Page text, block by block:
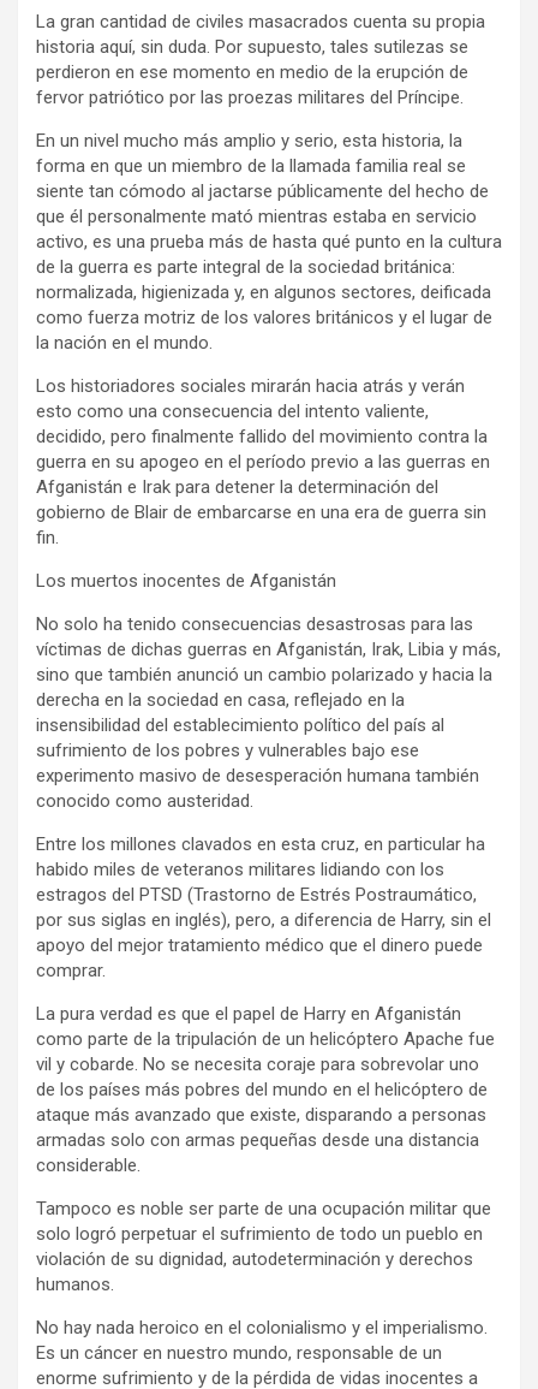
La gran cantidad de civiles masacrados cuenta su propia
historia aquí, sin duda. Por supuesto, tales sutilezas se
perdieron en ese momento en medio de la erupción de
fervor patriótico por las proezas militares del Príncipe.
En un nivel mucho más amplio y serio, esta historia, la
forma en que un miembro de la llamada familia real se
siente tan cómodo al jactarse públicamente del hecho de
que él personalmente mató mientras estaba en servicio
activo, es una prueba más de hasta qué punto en la cultura
de la guerra es parte integral de la sociedad británica:
normalizada, higienizada y, en algunos sectores, deificada
como fuerza motriz de los valores británicos y el lugar de
la nación en el mundo.
Los historiadores sociales mirarán hacia atrás y verán
esto como una consecuencia del intento valiente,
decidido, pero finalmente fallido del movimiento contra la
guerra en su apogeo en el período previo a las guerras en
Afganistán e Irak para detener la determinación del
gobierno de Blair de embarcarse en una era de guerra sin
fin.
Los muertos inocentes de Afganistán
No solo ha tenido consecuencias desastrosas para las
víctimas de dichas guerras en Afganistán, Irak, Libia y más,
sino que también anunció un cambio polarizado y hacia la
derecha en la sociedad en casa, reflejado en la
insensibilidad del establecimiento político del país al
sufrimiento de los pobres y vulnerables bajo ese
experimento masivo de desesperación humana también
conocido como austeridad.
Entre los millones clavados en esta cruz, en particular ha
habido miles de veteranos militares lidiando con los
estragos del PTSD (Trastorno de Estrés Postraumático,
por sus siglas en inglés), pero, a diferencia de Harry, sin el
apoyo del mejor tratamiento médico que el dinero puede
comprar.
La pura verdad es que el papel de Harry en Afganistán
como parte de la tripulación de un helicóptero Apache fue
vil y cobarde. No se necesita coraje para sobrevolar uno
de los países más pobres del mundo en el helicóptero de
ataque más avanzado que existe, disparando a personas
armadas solo con armas pequeñas desde una distancia
considerable.
Tampoco es noble ser parte de una ocupación militar que
solo logró perpetuar el sufrimiento de todo un pueblo en
violación de su dignidad, autodeterminación y derechos
humanos.
No hay nada heroico en el colonialismo y el imperialismo.
Es un cáncer en nuestro mundo, responsable de un
enorme sufrimiento y de la pérdida de vidas inocentes a